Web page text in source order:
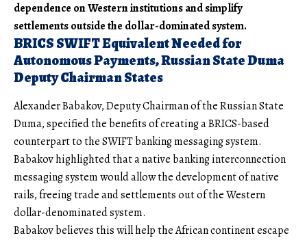
dependence on Western institutions and simplify
settlements outside the dollar-dominated system.
BRICS SWIFT Equivalent Needed for
Autonomous Payments, Russian State Duma
Deputy Chairman States
Alexander Babakov, Deputy Chairman of the Russian State
Duma, specified the benefits of creating a BRICS-based
counterpart to the SWIFT banking messaging system.
Babakov highlighted that a native banking interconnection
messaging system would allow the development of native
rails, freeing trade and settlements out of the Western
dollar-denominated system.
Babakov believes this will help the African continent escape